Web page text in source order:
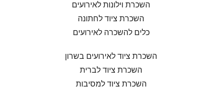
השכרת וילונות לאירועים
השכרת ציוד לחתונה
כלים להשכרה לאירועים
השכרת ציוד לאירועים בשרון
השכרת ציוד לברית
השכרת ציוד למסיבות